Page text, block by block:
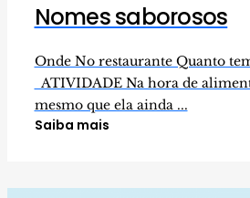
Nomes saborosos
Onde No restaurante Quanto
ATIVIDADE Na hora de
mesmo que ela ainda ...
Saiba mais